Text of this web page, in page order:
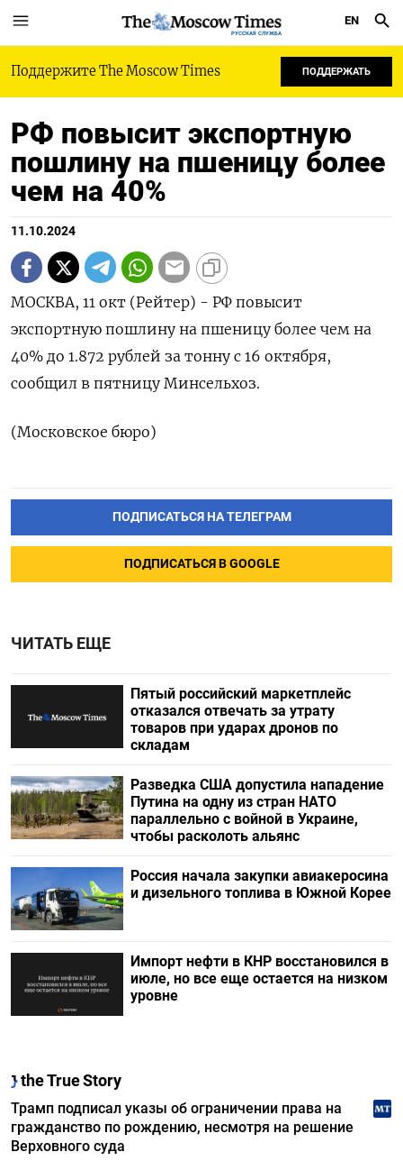
РУССКАЯ СЛУЖБА
EN
Поддержите The Moscow Times ПОДДЕРЖАТЬ
РФ повысит экспортную
пошлину на пшеницу более
чем на 40%
11.10.2024
МОСКВА, 11 окт (Рейтер) - РФ повысит
экспортную пошлину на пшеницу более чем на
40% до 1.872 рублей за тонну с 16 октября,
сообщил в пятницу Минсельхоз.
(Московское бюро)
ПОДПИСАТЬСЯ НА ТЕЛЕГРАМ
ПОДПИСАТЬСЯ В GOOGLE
ЧИТАТЬ ЕЩЕ
Пятый российский маркетплейс
отказался отвечать за утрату
товаров при ударах дронов по
складам
Разведка США допустила нападение
Путина на одну из стран НАТО
параллельно с войной в Украине,
чтобы расколоть альянс
Россия начала закупки авиакеросина
и дизельного топлива в Южной Корее
Импорт нефти в КНР восстановился в
июле, но все еще остается на низком
уровне